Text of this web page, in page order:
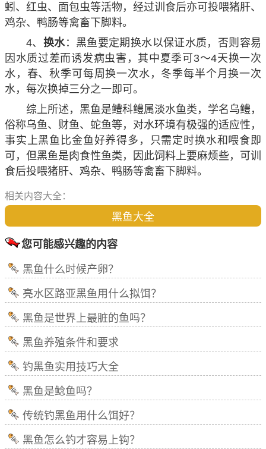
蚓、红虫、面包虫等活物，经过训食后亦可投喂猪肝、
鸡杂、鸭肠等禽畜下脚料。
4、 换水：黑鱼要定期换水以保证水质，否则容易
因水质过差而诱发病虫害，其中夏季可3～4天换一次
水，春、秋季可每周换一次水，冬季每半个月换一次
水，每次换掉三分之一即可。
综上所述，黑鱼是鳢科鳢属淡水鱼类，学名乌鳢，
俗称乌鱼、财鱼、蛇鱼等，对水环境有极强的适应性，
事实上黑鱼比金鱼好养得多，只需定时换水和喂食即
可，但黑鱼是肉食性鱼类，因此饲料上要麻烦些，可训
食后投喂猪肝、鸡杂、鸭肠等禽畜下脚料。
相关内容大全：
黑鱼大全
您可能感兴趣的内容
黑鱼什么时候产卵？
亮水区路亚黑鱼用什么拟饵？
黑鱼是世界上最脏的鱼吗？
黑鱼养殖条件和要求
钓黑鱼实用技巧大全
黑鱼是鲶鱼吗？
传统钓黑鱼用什么饵好？
黑鱼怎么钓才容易上钩？